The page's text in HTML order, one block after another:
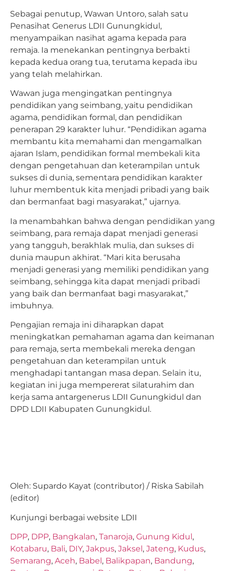
Sebagai penutup, Wawan Untoro, salah satu
Penasihat Generus LDII Gunungkidul,
menyampaikan nasihat agama kepada para
remaja. Ia menekankan pentingnya berbakti
kepada kedua orang tua, terutama kepada ibu
yang telah melahirkan.
Wawan juga mengingatkan pentingnya
pendidikan yang seimbang, yaitu pendidikan
agama, pendidikan formal, dan pendidikan
penerapan 29 karakter luhur. “Pendidikan agama
membantu kita memahami dan mengamalkan
ajaran Islam, pendidikan formal membekali kita
dengan pengetahuan dan keterampilan untuk
sukses di dunia, sementara pendidikan karakter
luhur membentuk kita menjadi pribadi yang baik
dan bermanfaat bagi masyarakat,” ujarnya.
Ia menambahkan bahwa dengan pendidikan yang
seimbang, para remaja dapat menjadi generasi
yang tangguh, berakhlak mulia, dan sukses di
dunia maupun akhirat. “Mari kita berusaha
menjadi generasi yang memiliki pendidikan yang
seimbang, sehingga kita dapat menjadi pribadi
yang baik dan bermanfaat bagi masyarakat,”
imbuhnya.
Pengajian remaja ini diharapkan dapat
meningkatkan pemahaman agama dan keimanan
para remaja, serta membekali mereka dengan
pengetahuan dan keterampilan untuk
menghadapi tantangan masa depan. Selain itu,
kegiatan ini juga mempererat silaturahim dan
kerja sama antargenerus LDII Gunungkidul dan
DPD LDII Kabupaten Gunungkidul.
Oleh: Supardo Kayat (contributor) / Riska Sabilah
(editor)
Kunjungi berbagai website LDII
DPP, DPP, Bangkalan, Tanaroja, Gunung Kidul ,
Kotabaru, Bali, DIY, Jakpus, Jaksel , Jateng, Kudus,
Semarang, Aceh, Babel , Balikpapan, Bandung,